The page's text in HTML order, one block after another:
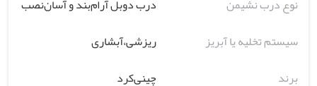
نوع درب نشیمن
درب دوبل آرام‌بند و آسان‌نصب
سیستم تخلیه یا آبریز
ریزشی،آبشاری
برند
چینی‌کرد